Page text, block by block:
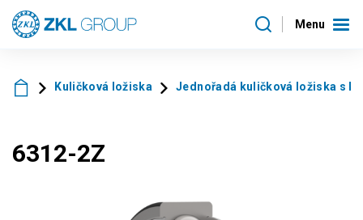
Menu
Kuličková ložiska Jednořadá kuličková ložiska s
6312-2Z